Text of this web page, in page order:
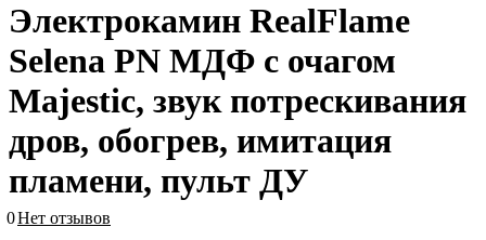
Электрокамин RealFlame
Selena PN МДФ с очагом
Majestic, звук потрескивания
дров, обогрев, имитация
пламени, пульт ДУ
0Нет отзывов